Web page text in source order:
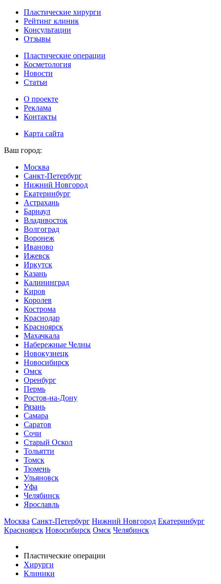
Пластические хирурги
Рейтинг клиник
Консультации
Отзывы
Пластические операции
Косметология
Новости
Статьи
О проекте
Реклама
Контакты
Карта сайта
Ваш город:
Москва
Санкт-Петербург
Нижний Новгород
Екатеринбург
Астрахань
Барнаул
Владивосток
Волгоград
Воронеж
Иваново
Ижевск
Иркутск
Казань
Калининград
Киров
Королев
Кострома
Краснодар
Красноярск
Махачкала
Набережные Челны
Новокузнецк
Новосибирск
Омск
Оренбург
Пермь
Ростов-на-Дону
Рязань
Самара
Саратов
Сочи
Старый Оскол
Тольятти
Томск
Тюмень
Ульяновск
Уфа
Челябинск
Ярославль
Москва Санкт-Петербург Нижний Новгород Екатеринбург
Красноярск Новосибирск Омск Челябинск
Пластические операции
Хирурги
Клиники